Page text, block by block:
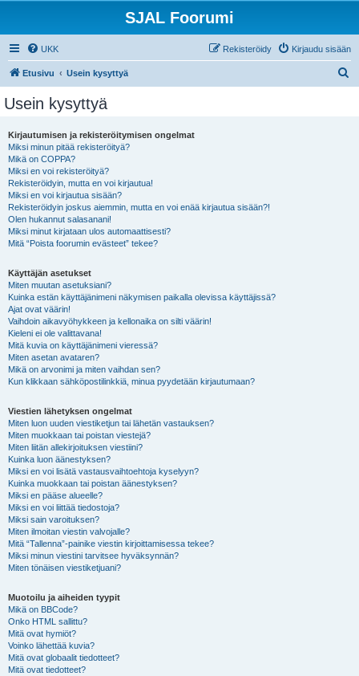
SJAL Foorumi
UKK Kirjaudu sisään
Rekisteröidy
Etusivu Usein kysyttyä
Usein kysyttyä
Kirjautumisen ja rekisteröitymisen ongelmat
Miksi minun pitää rekisteröityä?
Mikä on COPPA?
Miksi en voi rekisteröityä?
Rekisteröidyin, mutta en voi kirjautua!
Miksi en voi kirjautua sisään?
Rekisteröidyin joskus aiemmin, mutta en voi enää kirjautua sisään?!
Olen hukannut salasanani!
Miksi minut kirjataan ulos automaattisesti?
Mitä “Poista foorumin evästeet” tekee?
Käyttäjän asetukset
Miten muutan asetuksiani?
Kuinka estän käyttäjänimeni näkymisen paikalla olevissa käyttäjissä?
Ajat ovat väärin!
Vaihdoin aikavyöhykkeen ja kellonaika on silti väärin!
Kieleni ei ole valittavana!
Mitä kuvia on käyttäjänimeni vieressä?
Miten asetan avataren?
Mikä on arvonimi ja miten vaihdan sen?
Kun klikkaan sähköpostilinkkiä, minua pyydetään kirjautumaan?
Viestien lähetyksen ongelmat
Miten luon uuden viestiketjun tai lähetän vastauksen?
Miten muokkaan tai poistan viestejä?
Miten liitän allekirjoituksen viestiini?
Kuinka luon äänestyksen?
Miksi en voi lisätä vastausvaihtoehtoja kyselyyn?
Kuinka muokkaan tai poistan äänestyksen?
Miksi en pääse alueelle?
Miksi en voi liittää tiedostoja?
Miksi sain varoituksen?
Miten ilmoitan viestin valvojalle?
Mitä “Tallenna”-painike viestin kirjoittamisessa tekee?
Miksi minun viestini tarvitsee hyväksynnän?
Miten tönäisen viestiketjuani?
Muotoilu ja aiheiden tyypit
Mikä on BBCode?
Onko HTML sallittu?
Mitä ovat hymiöt?
Voinko lähettää kuvia?
Mitä ovat globaalit tiedotteet?
Mitä ovat tiedotteet?